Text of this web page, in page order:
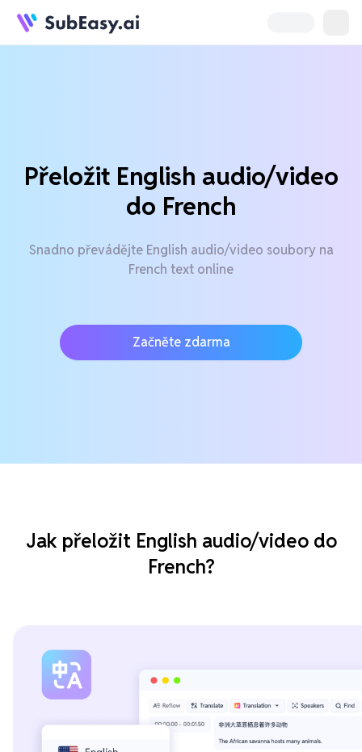
Přeložit English audio/video
do French
Snadno převádějte English audio/video soubory na
French text online
Začněte zdarma
Jak přeložit English audio/video do
French?